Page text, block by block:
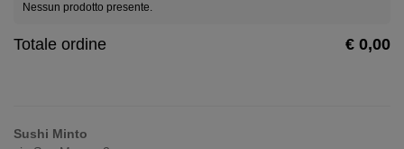
Nessun prodotto presente.
Totale ordine € 0,00
Sushi Minto